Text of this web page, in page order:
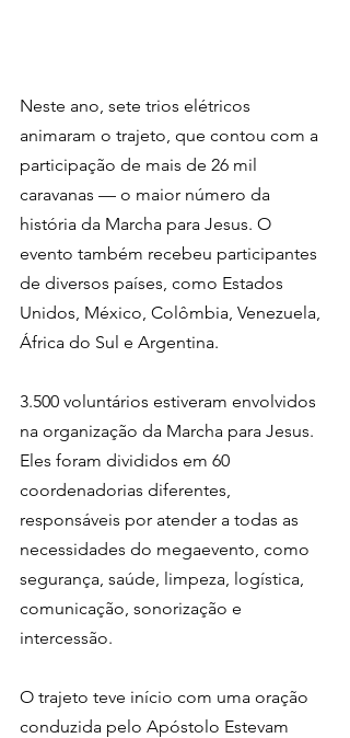
Neste ano, sete trios elétricos
animaram o trajeto, que contou com a
participação de mais de 26 mil
caravanas — o maior número da
história da Marcha para Jesus. O
evento também recebeu participantes
de diversos países, como Estados
Unidos, México, Colômbia, Venezuela,
África do Sul e Argentina.
3.500 voluntários estiveram envolvidos
na organização da Marcha para Jesus.
Eles foram divididos em 60
coordenadorias diferentes,
responsáveis por atender a todas as
necessidades do megaevento, como
segurança, saúde, limpeza, logística,
comunicação, sonorização e
intercessão.
O trajeto teve início com uma oração
conduzida pelo Apóstolo Estevam